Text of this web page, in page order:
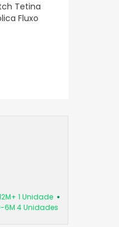
Tetina
Fluxo
1 Unidade
6M 4 Unidades